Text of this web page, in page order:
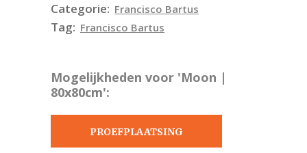
Categorie: Francisco Bartus
Tag: Francisco Bartus
Mogelijkheden voor 'Moon |
80x80cm':
PROEFPLAATSING